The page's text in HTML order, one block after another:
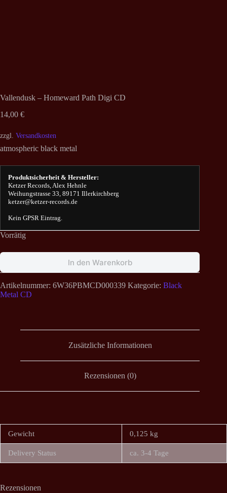
Vallendusk – Homeward Path Digi CD
14,00 €
zzgl. Versandkosten
atmospheric black metal
Produktsicherheit & Hersteller:
Ketzer Records, Alex Hehnle
Weihungstrasse 33, 89171 Illerkirchberg
ketzer@ketzer-records.de
Kein GPSR Eintrag.
Vorrätig
In den Warenkorb
Artikelnummer: 6W36PBMCD000339 Kategorie: Black
Metal CD
Zusätzliche Informationen
Rezensionen (0)
Gewicht 0,125 kg
Delivery Status ca. 3-4 Tage
Rezensionen